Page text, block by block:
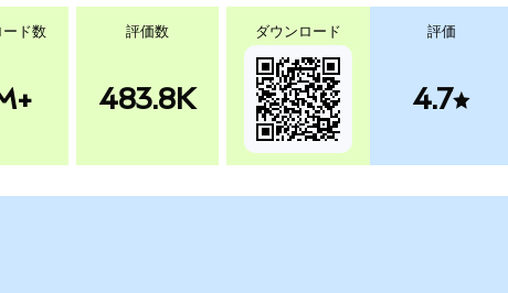
ード数 評価数
483.8K
ダウンロード 評価
4.7